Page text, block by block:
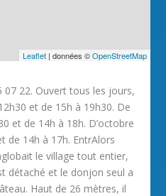
Leaflet| données ©OpenStreetMap
07 22. Ouvert tous les jours,
et de 15h à 19h30. De
et de 14h à 18h. D’octobre
de 14h à 17h. EntrAlors
le village tout entier,
détaché et le donjon seul a
Haut de 26 mètres, il